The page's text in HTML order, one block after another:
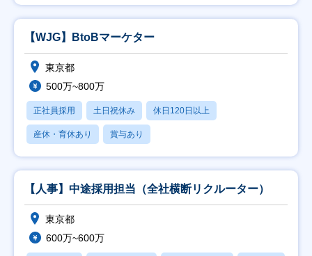
【WJG】BtoBマーケター
東京都
500万~800万
正社員採用 土日祝休み 休日120日以上
産休・育休あり 賞与あり
【人事】中途採用担当（全社横断リクルーター）
東京都
600万~600万